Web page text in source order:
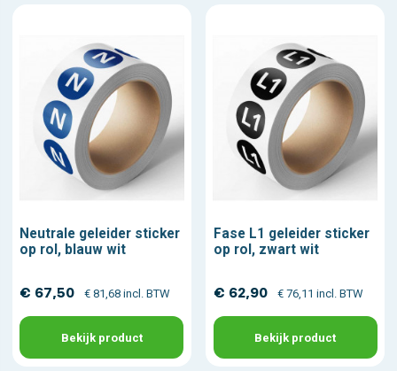
Neutrale geleider sticker
op rol, blauw wit
€ 67,50 € 81,68 incl. BTW
Bekijk product
Fase L1 geleider sticker
op rol, zwart wit
€ 62,90 € 76,11 incl. BTW
Bekijk product